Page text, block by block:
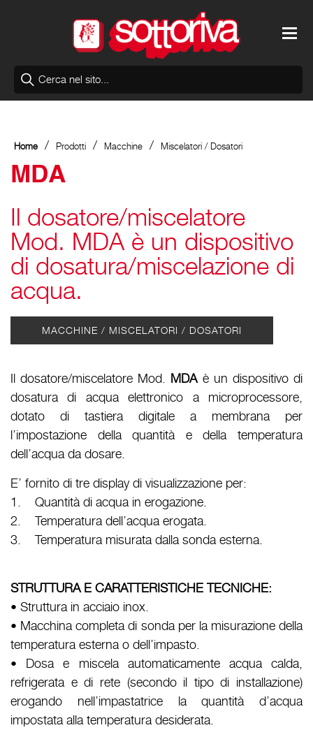
Home / Prodotti / Macchine / Miscelatori / Dosatori
MDA
Il dosatore/miscelatore
Mod. MDA è un dispositivo
di dosatura/miscelazione di
acqua.
MACCHINE / MISCELATORI / DOSATORI
Il dosatore/miscelatore Mod. MDAè un dispositivo di
dosatura di acqua elettronico a microprocessore,
dotato di tastiera digitale a membrana per
l’impostazione della quantità e della temperatura
dell’acqua da dosare.
E’ fornito di tre display di visualizzazione per:
1. Quantità di acqua in erogazione.
2. Temperatura dell’acqua erogata.
3. Temperatura misurata dalla sonda esterna.
STRUTTURA E CARATTERISTICHE TECNICHE:
• Struttura in acciaio inox.
• Macchina completa di sonda per la misurazione della
temperatura esterna o dell’impasto.
• Dosa e miscela automaticamente acqua calda,
refrigerata e di rete (secondo il tipo di installazione)
erogando nell’impastatrice la quantità d’acqua
impostata alla temperatura desiderata.